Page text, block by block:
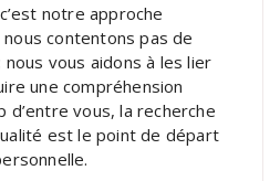
notre approche
contentons pas de
vous aidons à les lier
une compréhension
d’entre vous, la recherche
est le point de départ